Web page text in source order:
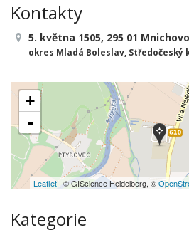
Kontakty
5. května 1505, 295 01
okres Mladá Boleslav, Středočeský
+
-
Leaflet | © GIScience Heidelberg, ©
Kategorie